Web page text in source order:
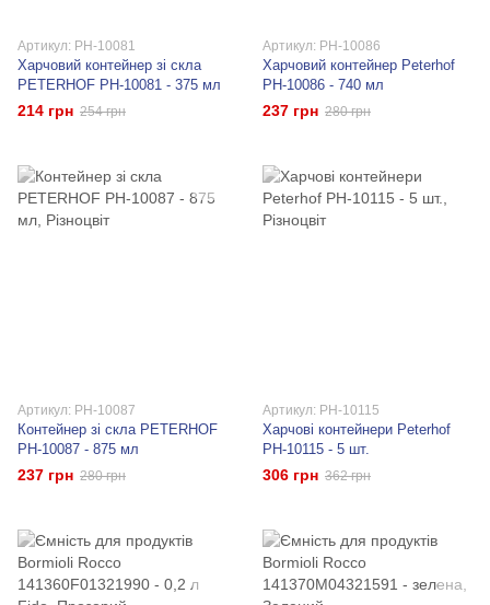
Артикул: PH-10081
Харчовий контейнер зі скла
PETERHOF PH-10081 - 375 мл
214 грн 254 грн
Артикул: PH-10086
Харчовий контейнер Peterhof
PH-10086 - 740 мл
237 грн 280 грн
Артикул: PH-10087
Контейнер зі скла PETERHOF
PH-10087 - 875 мл
237 грн 280 грн
Артикул: PH-10115
Харчові контейнери Peterhof
PH-10115 - 5 шт.
306 грн 362 грн